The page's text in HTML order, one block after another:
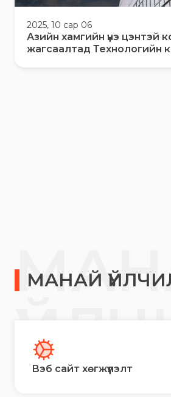
2025, 10 сар 06
Азийн хамгийн үнэ цэнтэй
жагсаалтад Технологийн
МАНАЙ
Вэб сайт хөгжүүлэлт